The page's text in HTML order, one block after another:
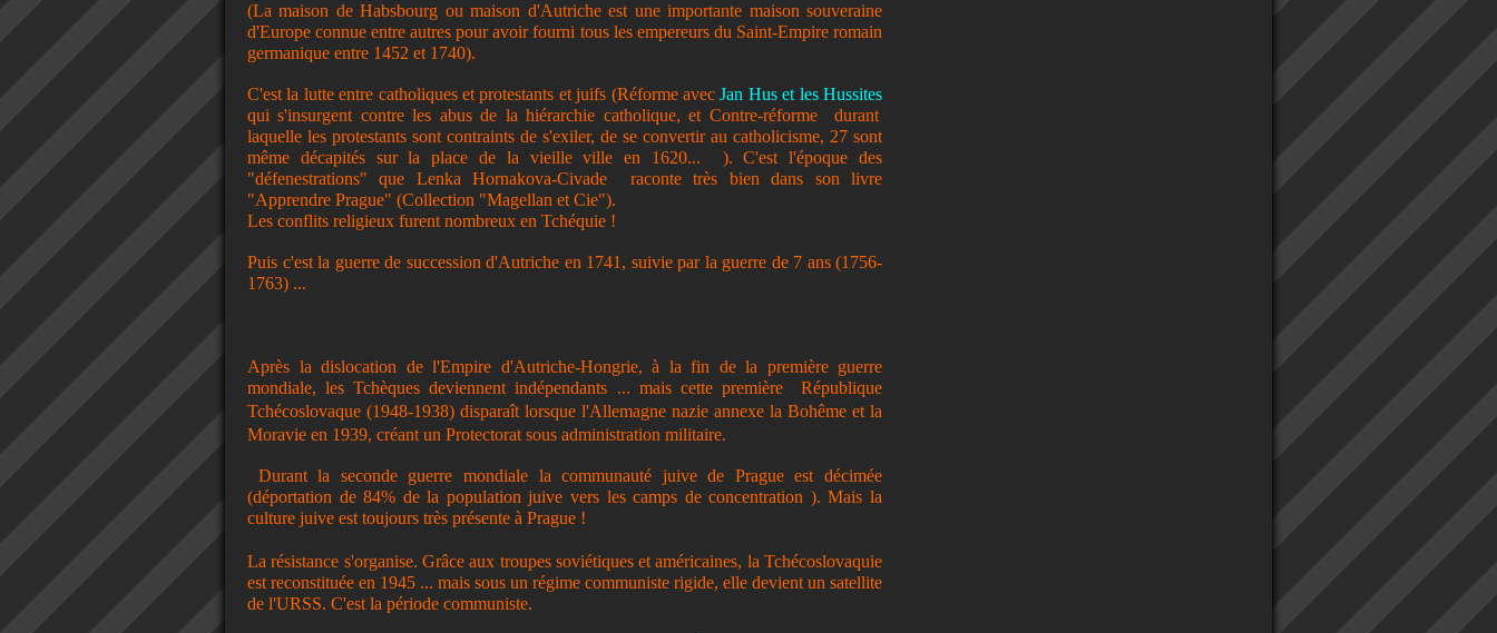
(La maison de Habsbourg ou maison d'Autriche est une importante maison souveraine
d'Europe connue entre autres pour avoir fourni tous les empereurs du Saint-Empire romain
germanique entre 1452 et 1740).
C'est la lutte entre catholiques et protestants et juifs (Réforme avecJan Hus et les Hussites
qui s'insurgent contre les abus de la hiérarchie catholique, et Contre-réforme durant
laquelle les protestants sont contraints de s'exiler, de se convertir au catholicisme, 27 sont
même décapités sur la place de la vieille ville en 1620... ). C'est l'époque des
"défenestrations" que Lenka Hornakova-Civade raconte très bien dans son livre
"Apprendre Prague" (Collection "Magellan et Cie").
Les conflits religieux furent nombreux en Tchéquie !
Puis c'est la guerre de succession d'Autriche en 1741, suivie par la guerre de 7 ans (1756-
1763) ...
Après la dislocation de l'Empire d'Autriche-Hongrie, à la fin de la première guerre
mondiale, les Tchèques deviennent indépendants ... mais cette première République
Tchécoslovaque (1948-1938) disparaît lorsque l'Allemagne nazie annexe la Bohême et la
Moravie en 1939, créant un Protectorat sous administration militaire.
Durant la seconde guerre mondiale la communauté juive de Prague est décimée
(déportation de 84% de la population juive vers les camps de concentration ). Mais la
culture juive est toujours très présente à Prague !
La résistance s'organise. Grâce aux troupes soviétiques et américaines, la Tchécoslovaquie
est reconstituée en 1945 ... mais sous un régime communiste rigide, elle devient un satellite
de l'URSS. C'est la période communiste.